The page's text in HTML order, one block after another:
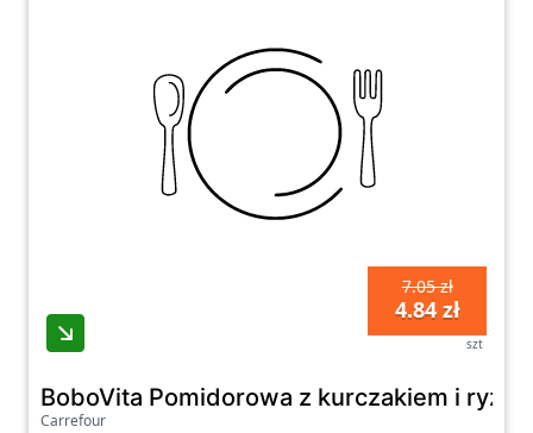
7.05 zł
4.84 zł
szt
BoboVita Pomidorowa z kurczakiem i
Carrefour